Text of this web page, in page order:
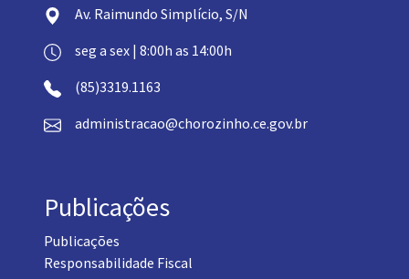
Av. Raimundo Simplício, S/N
seg a sex | 8:00h as 14:00h
(85)3319.1163
administracao@chorozinho.ce.gov.br
Publicações
Publicações
Responsabilidade Fiscal